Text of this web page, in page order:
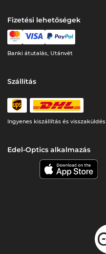
Fizetési lehetőségek
Banki átutalás, Utánvét
Szállítás
Ingyenes kiszállítás és visszaküldés
Edel-Optics alkalmazás